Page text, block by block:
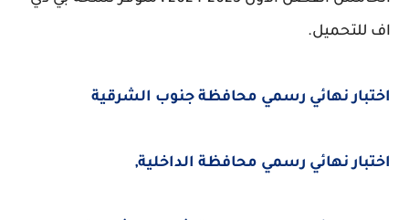
اف للتحميل.
اختبار نهائي رسمي محافظة جنوب الشرقية
اختبار نهائي رسمي محافظة الداخلية,